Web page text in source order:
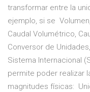
transformar entre la
ejemplo, si se
Caudal Volumétrico,
Conversor de
Sistema Internacional
permite poder realizar
magnitudes físicas: